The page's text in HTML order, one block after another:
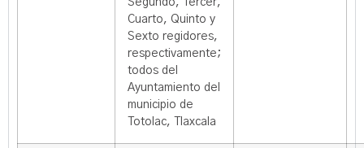
Segundo, Tercer,
Cuarto, Quinto y
Sexto regidores,
respectivamente;
todos del
Ayuntamiento del
municipio de
Totolac, Tlaxcala